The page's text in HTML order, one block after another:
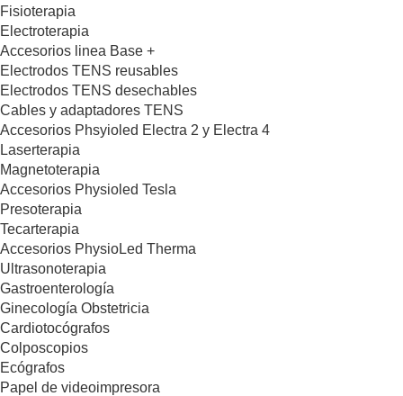
Fisioterapia
Electroterapia
Accesorios linea Base +
Electrodos TENS reusables
Electrodos TENS desechables
Cables y adaptadores TENS
Accesorios Phsyioled Electra 2 y Electra 4
Laserterapia
Magnetoterapia
Accesorios Physioled Tesla
Presoterapia
Tecarterapia
Accesorios PhysioLed Therma
Ultrasonoterapia
Gastroenterología
Ginecología Obstetricia
Cardiotocógrafos
Colposcopios
Ecógrafos
Papel de videoimpresora